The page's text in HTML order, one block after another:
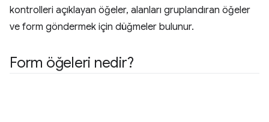
kontrolleri açıklayan öğeler, alanları gruplandıran öğeler
ve form göndermek için düğmeler bulunur.
Form öğeleri nedir?